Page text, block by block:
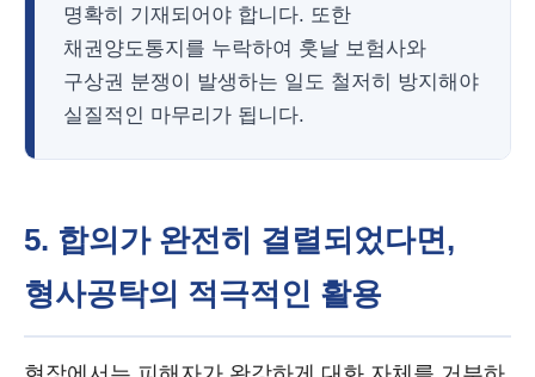
명확히 기재되어야 합니다. 또한
채권양도통지를 누락하여 훗날 보험사와
구상권 분쟁이 발생하는 일도 철저히 방지해야
실질적인 마무리가 됩니다.
5. 합의가 완전히 결렬되었다면,
형사공탁의 적극적인 활용